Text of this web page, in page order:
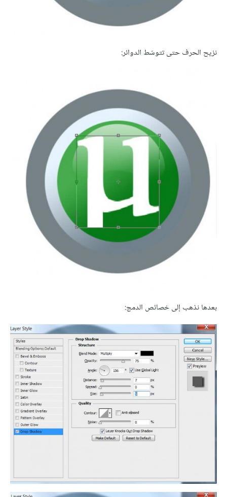
نزيح الحرف حتى تتوسّط الدوائر:
بعدها نذهب إلى خصائص الدمج: